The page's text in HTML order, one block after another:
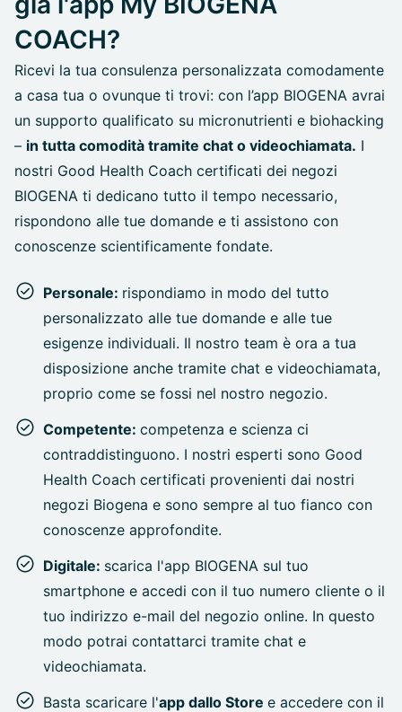
COACH?
Ricevi la tua consulenza personalizzata comodamente
a casa tua o ovunque ti trovi: con l’app BIOGENA avrai
un supporto qualificato su micronutrienti e biohacking
– in tutta comodità tramite chat o videochiamata. I
nostri Good Health Coach certificati dei negozi
BIOGENA ti dedicano tutto il tempo necessario,
rispondono alle tue domande e ti assistono con
conoscenze scientificamente fondate.
Personale: rispondiamo in modo del tutto
personalizzato alle tue domande e alle tue
esigenze individuali. Il nostro team è ora a tua
disposizione anche tramite chat e videochiamata,
proprio come se fossi nel nostro negozio.
Competente: competenza e scienza ci
contraddistinguono. I nostri esperti sono Good
Health Coach certificati provenienti dai nostri
negozi Biogena e sono sempre al tuo fianco con
conoscenze approfondite.
Digitale: scarica l'app BIOGENA sul tuo
smartphone e accedi con il tuo numero cliente o il
tuo indirizzo e-mail del negozio online. In questo
modo potrai contattarci tramite chat e
videochiamata.
Basta scaricare l'app dallo Store e accedere con il